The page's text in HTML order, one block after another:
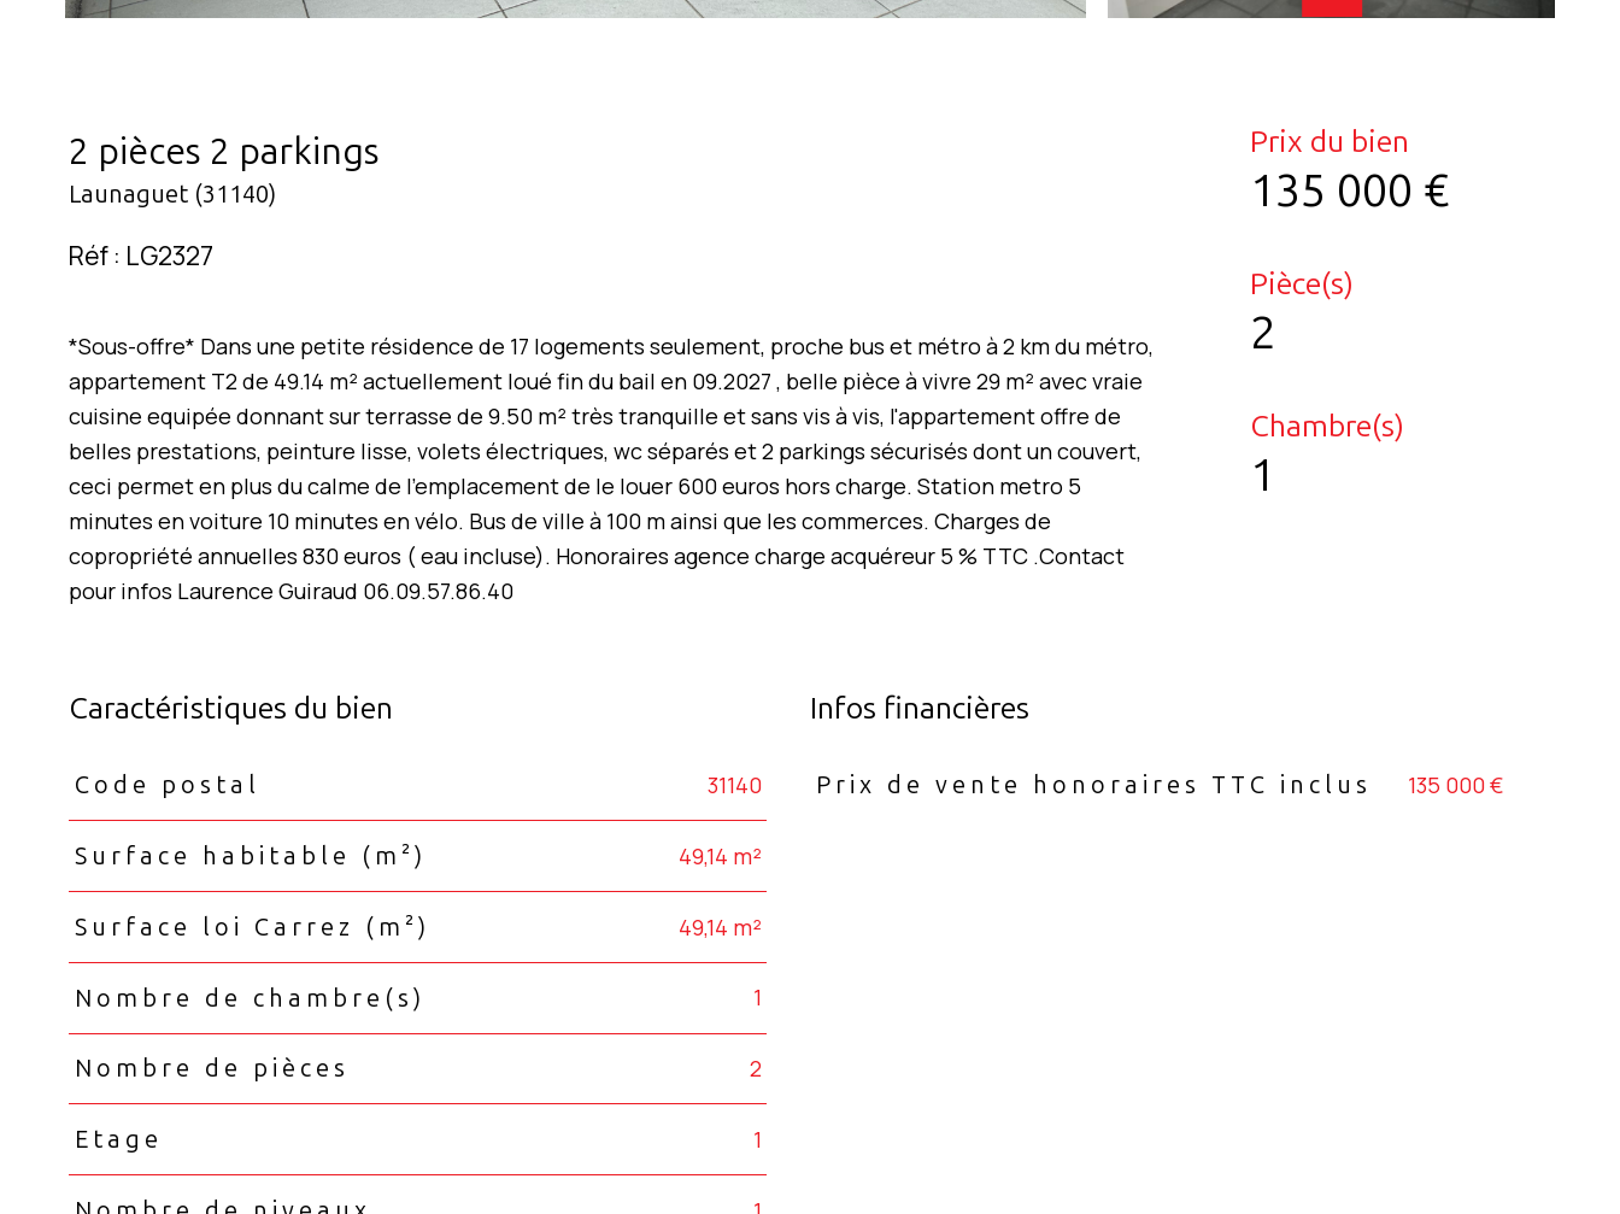
2 pièces 2 parkings
Launaguet (31140)
Réf : LG2327
*Sous-offre* Dans une petite résidence de 17 logements seulement, proche bus et métro à 2 km du métro,
appartement T2 de 49.14 m² actuellement loué fin du bail en 09.2027 , belle pièce à vivre 29 m² avec vraie
cuisine equipée donnant sur terrasse de 9.50 m² très tranquille et sans vis à vis, l'appartement offre de
belles prestations, peinture lisse, volets électriques, wc séparés et 2 parkings sécurisés dont un couvert,
ceci permet en plus du calme de l'emplacement de le louer 600 euros hors charge. Station metro 5
minutes en voiture 10 minutes en vélo. Bus de ville à 100 m ainsi que les commerces. Charges de
copropriété annuelles 830 euros ( eau incluse). Honoraires agence charge acquéreur 5 % TTC .Contact
pour infos Laurence Guiraud 06.09.57.86.40
Prix du bien
135 000 €
Pièce(s)
2
Chambre(s)
1
Caractéristiques du bien
Caractéristiques
Code postal 31140
Surface habitable (m²) 49,14 m²
Surface loi Carrez (m²) 49,14 m²
Nombre de chambre(s) 1
Nombre de pièces 2
Etage 1
Infos financières
Caractéristiques Valeurs
Prix de vente honoraires TTC inclus 135 000 €